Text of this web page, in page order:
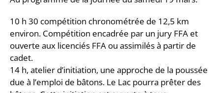
10 h 30 compétition chronométrée de 12,5 km
environ. Compétition encadrée par un jury FFA et
ouverte aux licenciés FFA ou assimilés à partir de
cadet.
14 h, atelier d’initiation, une approche de la poussée
due à l’emploi de bâtons. Le Lac pourra prêter des